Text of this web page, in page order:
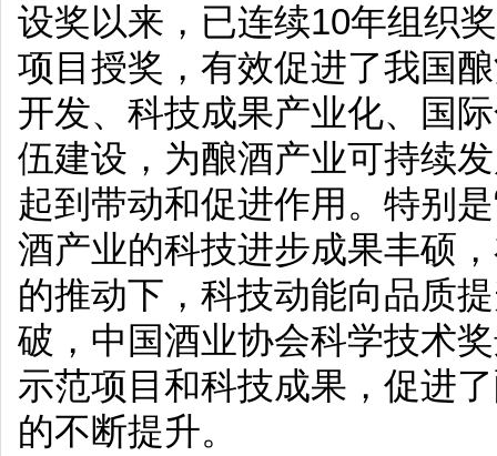
设奖以来，已连续10年组织
项目授奖，有效促进了我国
开发、科技成果产业化、国
伍建设，为酿酒产业可持续
起到带动和促进作用。特别
酒产业的科技进步成果丰硕
的推动下，科技动能向品质
破，中国酒业协会科学技术
示范项目和科技成果，促进
的不断提升。